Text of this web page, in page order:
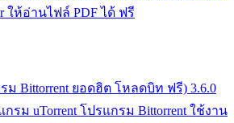
ให้อ่านไฟล์ PDF ได้ ฟรี
ม Bittorrent ยอดฮิต โหลดบิท ฟรี) 3.6.0
รม uTorrent โปรแกรม Bittorrent ใช้งาน